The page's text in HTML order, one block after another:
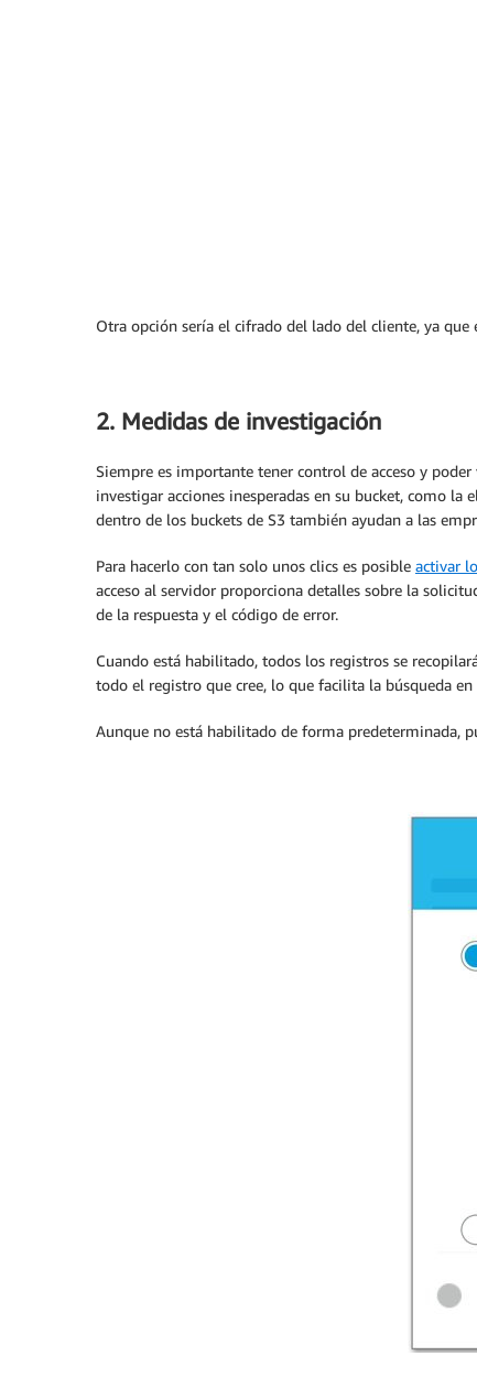
Otra opción sería el cifrado del lado del cliente, ya
2. Medidas de investigación
Siempre es importante tener control de acceso y
investigar acciones inesperadas en su bucket, como
dentro de los buckets de S3 también ayudan a las
Para hacerlo con tan solo unos clics es posible activar
acceso al servidor proporciona detalles sobre la
de la respuesta y el código de error.
Cuando está habilitado, todos los registros se
todo el registro que cree, lo que facilita la búsqueda en
Aunque no está habilitado de forma predeterminada,